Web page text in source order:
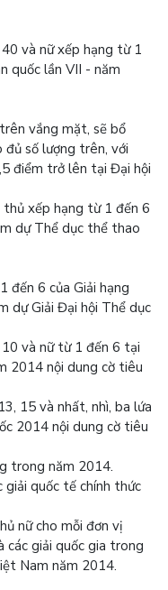
và nữ xếp hạng từ 1
quốc lần VII - năm
vắng mặt, sẽ bổ
đủ số lượng trên, với
điểm trở lên tại Đại hội
xếp hạng từ 1 đến 6
dự Thể dục thể thao
đến 6 của Giải hạng
dự Giải Đại hội Thể dục
và nữ từ 1 đến 6 tại
2014 nội dung cờ tiêu
15 và nhất, nhì, ba lứa
2014 nội dung cờ tiêu
trong năm 2014.
giải quốc tế chính thức
nữ cho mỗi đơn vị
các giải quốc gia trong
Nam năm 2014.